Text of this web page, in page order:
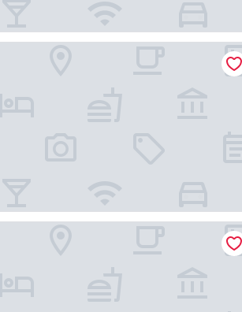
RED V&A Waterfront, Cape Town
Hotel